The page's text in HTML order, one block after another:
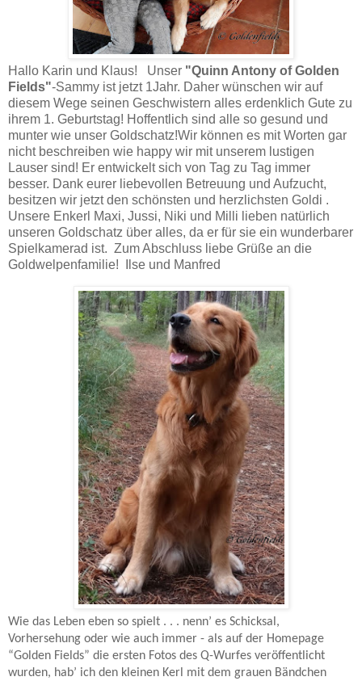
Hallo Karin und Klaus! Unser "Quinn Antony of Golden
Fields"-Sammy ist jetzt 1Jahr. Daher wünschen wir auf
diesem Wege seinen Geschwistern alles erdenklich Gute zu
ihrem 1. Geburtstag! Hoffentlich sind alle so gesund und
munter wie unser Goldschatz!Wir können es mit Worten gar
nicht beschreiben wie happy wir mit unserem lustigen
Lauser sind! Er entwickelt sich von Tag zu Tag immer
besser. Dank eurer liebevollen Betreuung und Aufzucht,
besitzen wir jetzt den schönsten und herzlichsten Goldi .
Unsere Enkerl Maxi, Jussi, Niki und Milli lieben natürlich
unseren Goldschatz über alles, da er für sie ein wunderbarer
Spielkamerad ist. Zum Abschluss liebe Grüße an die
Goldwelpenfamilie! Ilse und Manfred
Wie das Leben eben so spielt . . . nenn’ es Schicksal,
Vorhersehung oder wie auch immer - als auf der Homepage
“Golden Fields” die ersten Fotos des Q-Wurfes veröffentlicht
wurden, hab’ ich den kleinen Kerl mit dem grauen Bändchen